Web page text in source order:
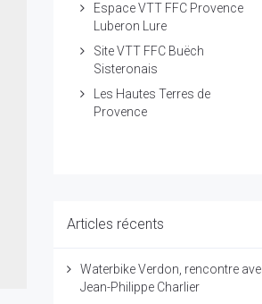
Espace VTT FFC Provence
Luberon Lure
Site VTT FFC Buëch
Sisteronais
Les Hautes Terres de
Provence
Articles récents
Waterbike Verdon, rencontre
Jean-Philippe Charlier